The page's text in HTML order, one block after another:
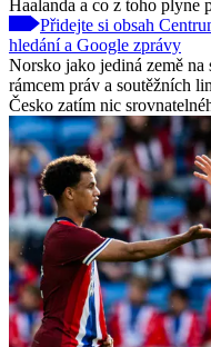
Haalanda a co z toho plyne
Přidejte si obsah
hledání a Google zprávy
Norsko jako jediná země
rámcem práv a soutěžních
Česko zatím nic